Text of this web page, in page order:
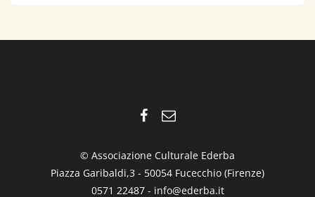
© Associazione Culturale Ederba
Piazza Garibaldi,3 - 50054 Fucecchio (Firenze)
0571 22487 - info@ederba.it